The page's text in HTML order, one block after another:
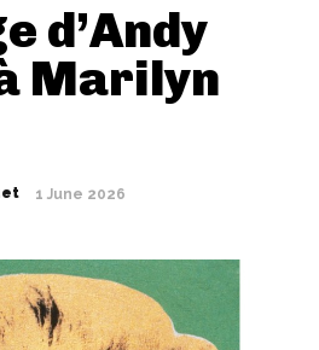
d’Andy
Marilyn
1 June 2026